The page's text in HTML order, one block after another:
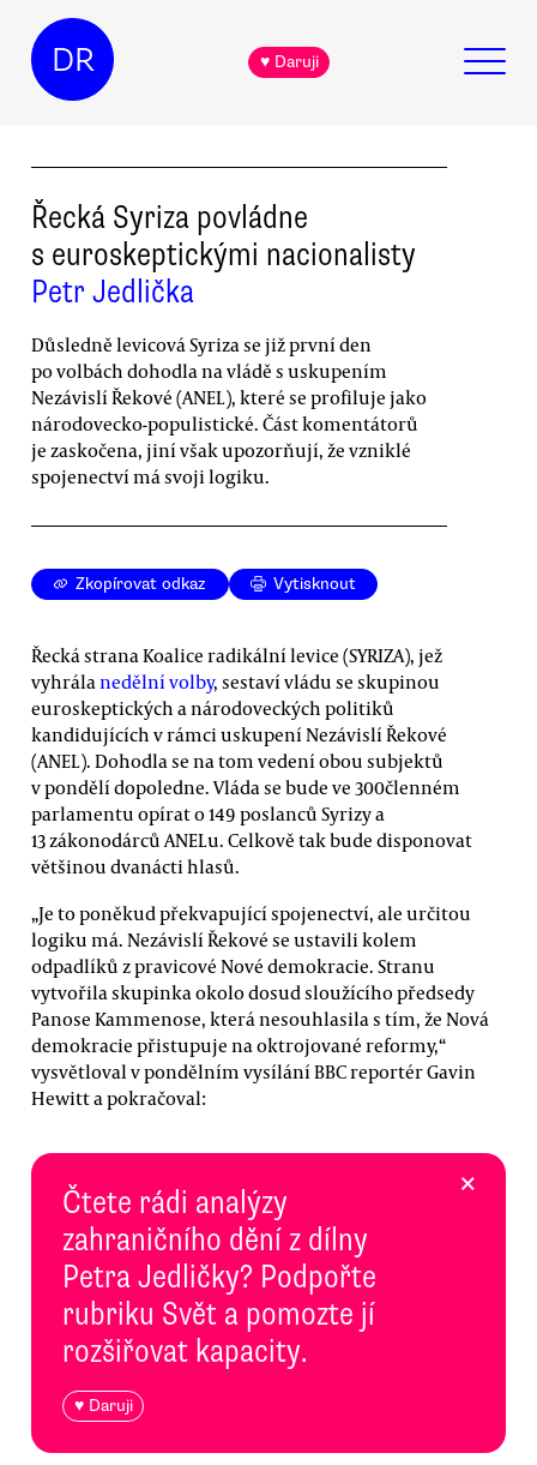
DR ♥ Daruji
Řecká Syriza povládne
s euroskeptickými nacionalisty
Petr Jedlička
Důsledně levicová Syriza se již první den
po volbách dohodla na vládě s uskupením
Nezávislí Řekové (ANEL), které se profiluje jako
národovecko-populistické. Část komentátorů
je zaskočena, jiní však upozorňují, že vzniklé
spojenectví má svoji logiku.
Zkopírovat odkaz Vytisknout
Řecká strana Koalice radikální levice (SYRIZA), jež
vyhrála nedělní volby, sestaví vládu se skupinou
euroskeptických a národoveckých politiků
kandidujících v rámci uskupení Nezávislí Řekové
(ANEL). Dohodla se na tom vedení obou subjektů
v pondělí dopoledne. Vláda se bude ve 300členném
parlamentu opírat o 149 poslanců Syrizy a
13 zákonodárců ANELu. Celkově tak bude disponovat
většinou dvanácti hlasů.
„Je to poněkud překvapující spojenectví, ale určitou
logiku má. Nezávislí Řekové se ustavili kolem
odpadlíků z pravicové Nové demokracie. Stranu
vytvořila skupinka okolo dosud sloužícího předsedy
Panose Kammenose, která nesouhlasila s tím, že Nová
demokracie přistupuje na oktrojované reformy,“
vysvětloval v pondělním vysílání BBC reportér Gavin
Hewitt a pokračoval:
Čtete rádi analýzy
zahraničního dění z dílny
Petra Jedličky? Podpořte
rubriku Svět a pomozte jí
rozšiřovat kapacity.
♥ Daruji
×